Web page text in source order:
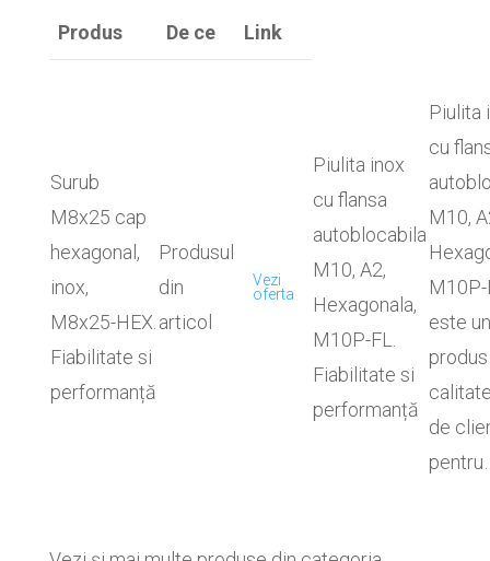
Produs De ce Link
Surub
M8x25 cap
hexagonal,
inox,
M8x25-HEX.
Fiabilitate si
performanță
Produsul
din
articol
Vezi
oferta
Piulita inox
cu flansa
autoblocabila
M10, A2,
Hexagonala,
M10P-FL.
Fiabilitate si
performanță
Piulita
cu
M10,
este un
de